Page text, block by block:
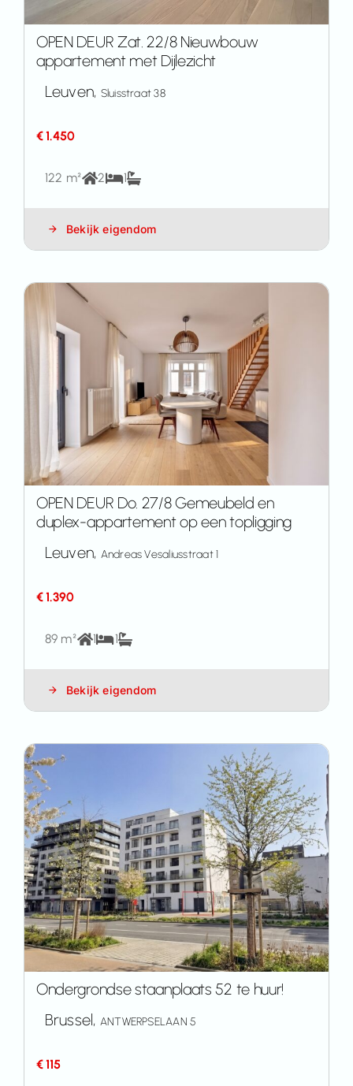
OPEN DEUR Zat. 22/8 Nieuwbouw
appartement met Dijlezicht
Leuven, Sluisstraat 38
€ 1.450
122 m² 2 1
Bekijk eigendom
OPEN DEUR Do. 27/8 Gemeubeld en
duplex-appartement op een topligging
Leuven, Andreas Vesaliusstraat 1
€ 1.390
89 m² 1 1
Bekijk eigendom
Ondergrondse staanplaats 52 te huur!
Brussel, ANTWERPSELAAN 5
€ 115